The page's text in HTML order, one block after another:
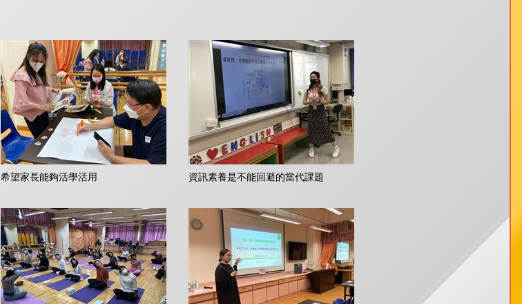
希望家長能夠活學活用 資訊素養是不能回避的當代課題